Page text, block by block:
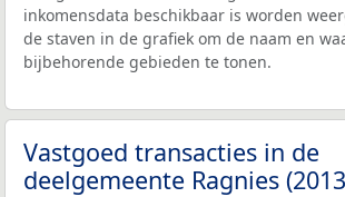
inkomensdata beschikbaar is worden
de staven in de grafiek om de naam en
bijbehorende gebieden te tonen.
Vastgoed transacties in de
deelgemeente Ragnies